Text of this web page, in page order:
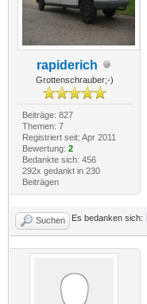
rapiderich
Grottenschrauber;-)
Beiträge: 827
Themen: 7
Registriert seit: Apr 2011
Bewertung: 2
Bedankte sich: 456
292x gedankt in 230
Beiträgen
Suchen Es bedanken sich: